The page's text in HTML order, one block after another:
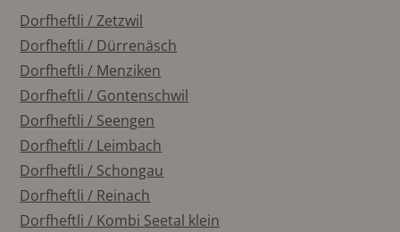
Dorfheftli / Zetzwil
Dorfheftli / Dürrenäsch
Dorfheftli / Menziken
Dorfheftli / Gontenschwil
Dorfheftli / Seengen
Dorfheftli / Leimbach
Dorfheftli / Schongau
Dorfheftli / Reinach
Dorfheftli / Kombi Seetal klein